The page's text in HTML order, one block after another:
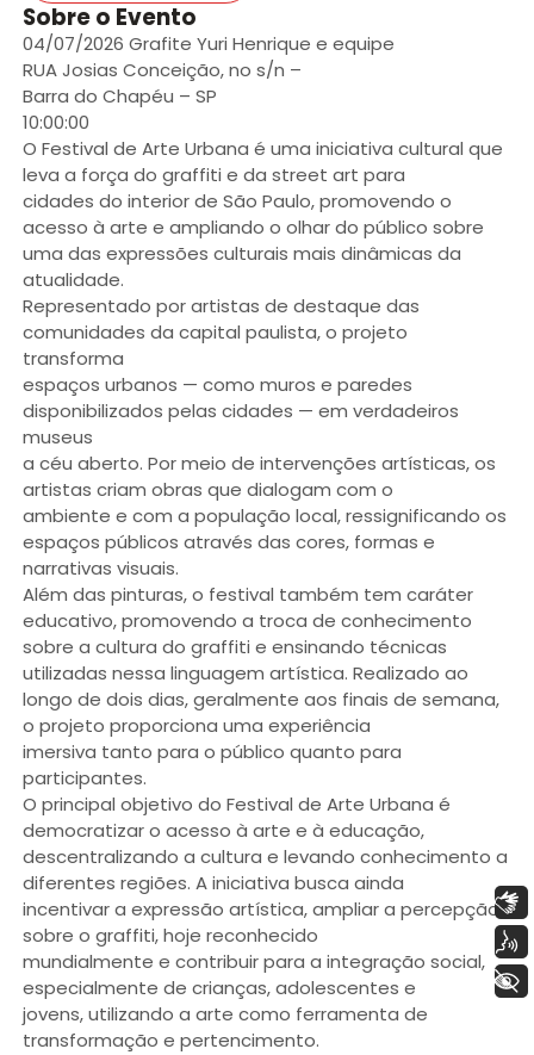
Sobre o Evento
04/07/2026 Grafite Yuri Henrique e equipe
RUA Josias Conceição, no s/n –
Barra do Chapéu – SP
10:00:00
O Festival de Arte Urbana é uma iniciativa cultural que
leva a força do graffiti e da street art para
cidades do interior de São Paulo, promovendo o
acesso à arte e ampliando o olhar do público sobre
uma das expressões culturais mais dinâmicas da
atualidade.
Representado por artistas de destaque das
comunidades da capital paulista, o projeto
transforma
espaços urbanos — como muros e paredes
disponibilizados pelas cidades — em verdadeiros
museus
a céu aberto. Por meio de intervenções artísticas, os
artistas criam obras que dialogam com o
ambiente e com a população local, ressignificando os
espaços públicos através das cores, formas e
narrativas visuais.
Além das pinturas, o festival também tem caráter
educativo, promovendo a troca de conhecimento
sobre a cultura do graffiti e ensinando técnicas
utilizadas nessa linguagem artística. Realizado ao
longo de dois dias, geralmente aos finais de semana,
o projeto proporciona uma experiência
imersiva tanto para o público quanto para
participantes.
O principal objetivo do Festival de Arte Urbana é
democratizar o acesso à arte e à educação,
descentralizando a cultura e levando conhecimento a
diferentes regiões. A iniciativa busca ainda
incentivar a expressão artística, ampliar a percepção
sobre o graffiti, hoje reconhecido
mundialmente e contribuir para a integração social,
especialmente de crianças, adolescentes e
jovens, utilizando a arte como ferramenta de
transformação e pertencimento.
Libras
+ Acessibilidade